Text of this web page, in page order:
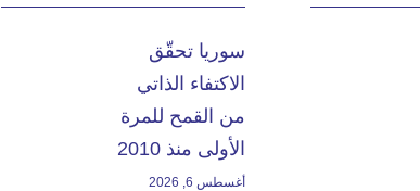
سوريا تحقّق
الاكتفاء الذاتي
من القمح للمرة
الأولى منذ 2010
أغسطس 6, 2026